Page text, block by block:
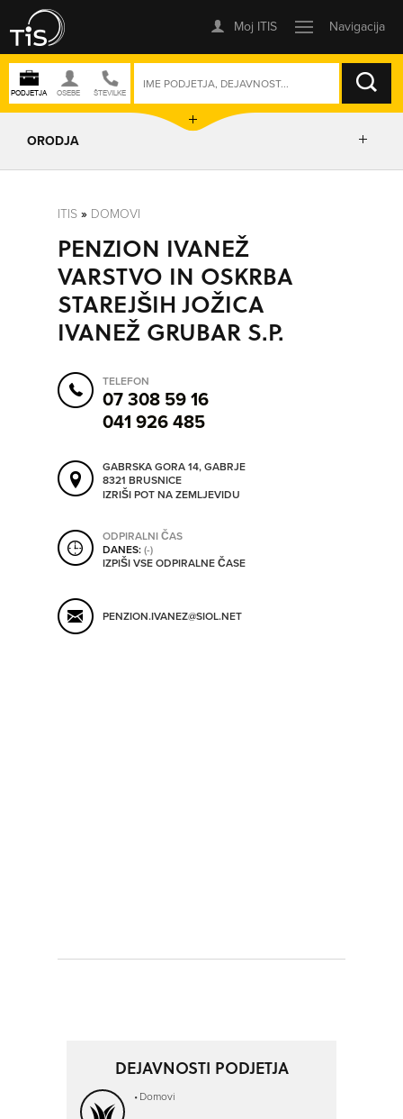
ISKANJE
SO ODPRTA V
ORODJA
IZRIŠI POT
POŠLJI SMS
SHRANI V MOJ ITIS
ITIS » DOMOVI
PENZION IVANEŽ
VARSTVO IN OSKRBA
STAREJŠIH JOŽICA
IVANEŽ GRUBAR S.P.
TELEFON
07 308 59 16
041 926 485
GABRSKA GORA 14, GABRJE
8321 BRUSNICE
IZRIŠI POT NA ZEMLJEVIDU
ODPIRALNI ČAS
DANES:(-)
IZPIŠI VSE ODPIRALNE ČASE
PENZION.IVANEZ@SIOL.NET
DEJAVNOSTI PODJETJA
Domovi